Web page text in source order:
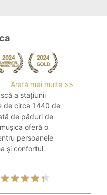
Arată mai multe >>
a stațiunii
de circa 1440 de
de păduri de
oferă o
persoanele
și confortul